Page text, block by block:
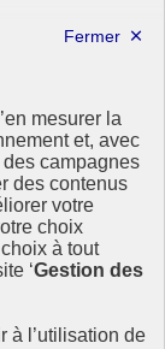
à la
site
au
de la
mesurer la
et, avec
campagnes
des contenus
votre
choix
à tout
‘Gestion des
à l’utilisation de